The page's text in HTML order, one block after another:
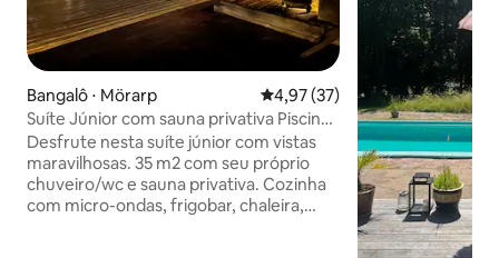
Bangalô ⋅ Mörarp 4,97 de uma avaliação média
4,97 (37)
Suíte Júnior com sauna privativa Piscina
jacuzzi laranjal
Desfrute nesta suíte júnior com vistas
maravilhosas. 35 m2 com seu próprio
chuveiro/wc e sauna privativa. Cozinha
com micro-ondas, frigobar, chaleira,